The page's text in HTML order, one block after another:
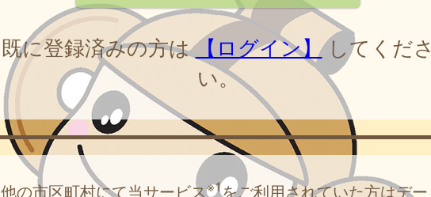
既に登録済みの方は【ログイン】してくださ
い。
他の市区町村にて当サービス※1をご利用されていた方はデー